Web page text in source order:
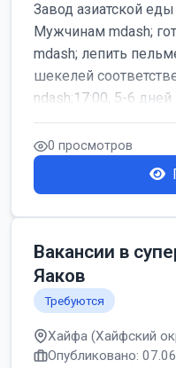
Завод азиатской
Мужчинам mdash;
mdash; лепить
шекелей
ndash;17:00, 5-6
дор...
0 просмотров
Вакансии в
Яаков
Требуются
Хайфа (Хайфский
Опубликовано: